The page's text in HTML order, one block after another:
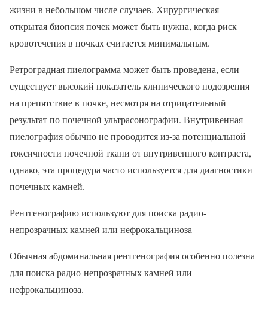
жизни в небольшом числе случаев. Хирургическая
открытая биопсия почек может быть нужна, когда риск
кровотечения в почках считается минимальным.
Ретроградная пиелограмма может быть проведена, если
существует высокий показатель клинического подозрения
на препятствие в почке, несмотря на отрицательный
результат по почечной ультрасонографии. Внутривенная
пиелография обычно не проводится из-за потенциальной
токсичности почечной ткани от внутривенного контраста,
однако, эта процедура часто используется для диагностики
почечных камней.
Рентгенографию используют для поиска радио-
непрозрачных камней или нефрокальциноза
Обычная абдоминальная рентгенография особенно полезна
для поиска радио-непрозрачных камней или
нефрокальциноза.